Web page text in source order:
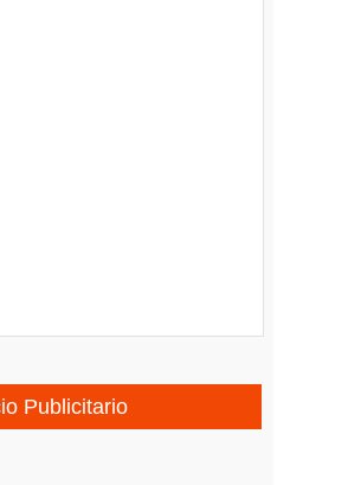
Publicitario